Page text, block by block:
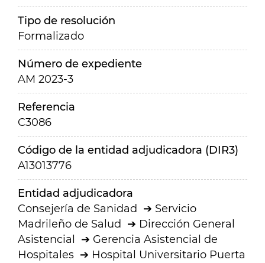
Tipo de resolución
Formalizado
Número de expediente
AM 2023-3
Referencia
C3086
Código de la entidad adjudicadora (DIR3)
A13013776
Entidad adjudicadora
Consejería de Sanidad
Servicio
Madrileño de Salud
Dirección General
Asistencial
Gerencia Asistencial de
Hospitales
Hospital Universitario Puerta